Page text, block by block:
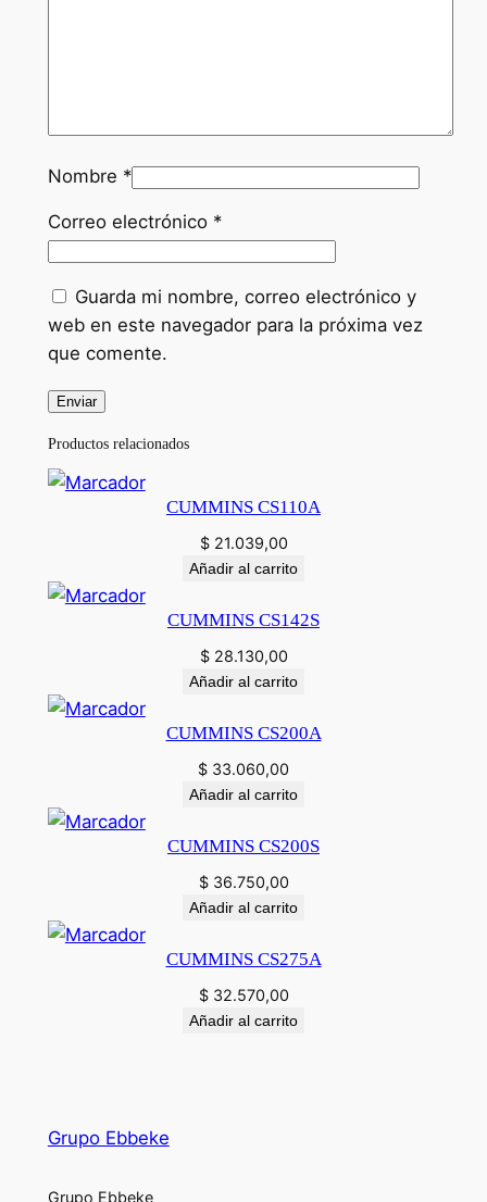
Nombre *
Correo electrónico *
Guarda mi nombre, correo electrónico y
web en este navegador para la próxima vez
que comente.
Productos relacionados
CUMMINS CS110A
$21.039,00
Añadir al carrito
CUMMINS CS142S
$28.130,00
Añadir al carrito
CUMMINS CS200A
$ 33.060,00
Añadir al carrito
CUMMINS CS200S
$36.750,00
Añadir al carrito
CUMMINS CS275A
$32.570,00
Añadir al carrito
Grupo Ebbeke
Grupo Ebbeke